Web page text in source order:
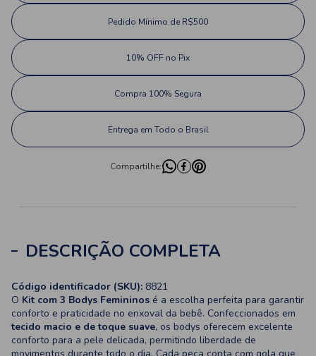
Pedido Mínimo de R$500
10% OFF no Pix
Compra 100% Segura
Entrega em Todo o Brasil
Compartilhe:
DESCRIÇÃO COMPLETA
Código identificador (SKU): 8821
O Kit com 3 Bodys Femininos é a escolha perfeita para garantir
conforto e praticidade no enxoval da bebê. Confeccionados em
tecido macio e de toque suave, os bodys oferecem excelente
conforto para a pele delicada, permitindo liberdade de